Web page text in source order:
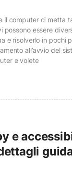
il computer ci metta
possono essere
e risolverlo in pochi
all’avvio del
e volete
e